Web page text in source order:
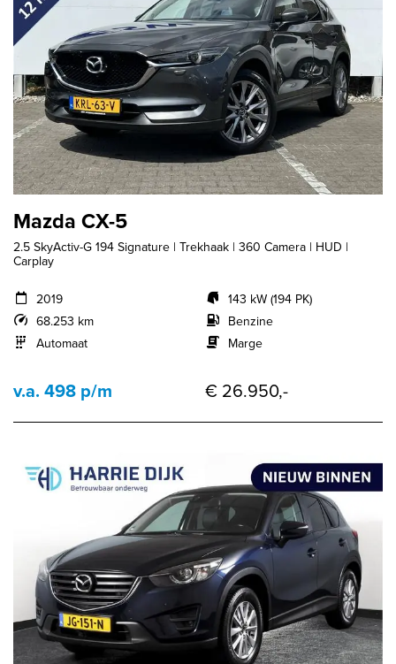
Mazda CX-5
2.5 SkyActiv-G 194 Signature | Trekhaak | 360 Camera | HUD |
Carplay
2019
68.253 km
Automaat
143 kW (194 PK)
Benzine
Marge
v.a. 498 p/m € 26.950,-